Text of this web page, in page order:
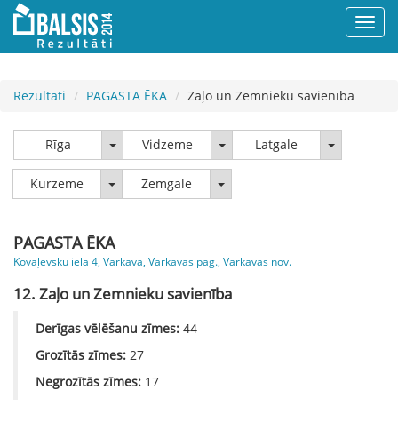
Rezultāti PAGASTA ĒKA Zaļo un Zemnieku savienība
Rīga Rīga Vidzeme VidzemeLatgale Latgale
Kurzeme KurzemeZemgale Zemgale
PAGASTA ĒKA
Kovaļevsku iela 4, Vārkava, Vārkavas pag., Vārkavas nov.
12. Zaļo un Zemnieku savienība
Derīgas vēlēšanu zīmes: 44
Grozītās zīmes: 27
Negrozītās zīmes: 17